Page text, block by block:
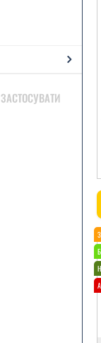
ЗАСТОСУВАТИ